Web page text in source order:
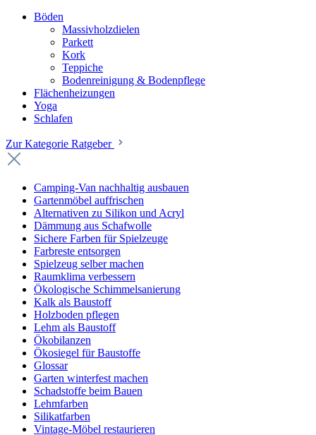
Böden
Massivholzdielen
Parkett
Kork
Teppiche
Bodenreinigung & Bodenpflege
Flächenheizungen
Yoga
Schlafen
Zur Kategorie Ratgeber
Camping-Van nachhaltig ausbauen
Gartenmöbel auffrischen
Alternativen zu Silikon und Acryl
Dämmung aus Schafwolle
Sichere Farben für Spielzeuge
Farbreste entsorgen
Spielzeug selber machen
Raumklima verbessern
Ökologische Schimmelsanierung
Kalk als Baustoff
Holzboden pflegen
Lehm als Baustoff
Ökobilanzen
Ökosiegel für Baustoffe
Glossar
Garten winterfest machen
Schadstoffe beim Bauen
Lehmfarben
Silikatfarben
Vintage-Möbel restaurieren